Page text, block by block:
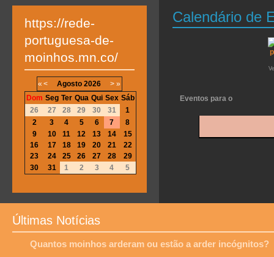
Calendário de
Eventos para o
https://rede-
portuguesa-de-
moinhos.mn.co/
« < Agosto 2026 > »
Dom Seg Ter Qua Qui Sex Sáb
26
27 28 29 30 31
1
2
3 4 5 6 7
8
9
10 11 12 13 14
15
16
17 18 19 20 21
22
23
24 25 26 27 28
29
30
31 1 2 3 4 5
Últimas Notícias
Quantos moinhos arderam ou estão a arder incógnitos?